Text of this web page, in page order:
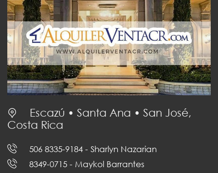
Escazú • Santa Ana • San José,
Costa Rica
506 8335-9184 - Sharlyn Nazarian
8349-0715 - Maykol Barrantes